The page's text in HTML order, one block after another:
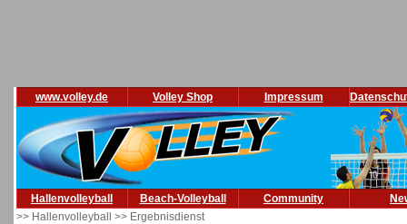
www.volley.de Volley Shop Impressum
Hallenvolleyball Beach-Volleyball Community
>> Hallenvolleyball >> Ergebnisdienst